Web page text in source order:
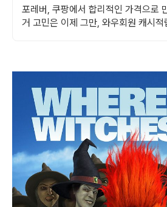
포레버, 쿠팡에서 합리적인 가격으로
거 고민은 이제 그만, 와우회원 캐시적